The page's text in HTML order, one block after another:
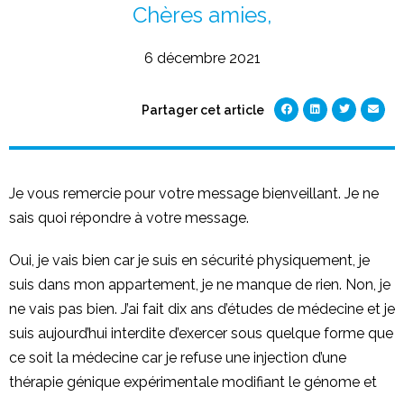
Chères amies,
6 décembre 2021
Partager cet article
Je vous remercie pour votre message bienveillant. Je ne
sais quoi répondre à votre message.
Oui, je vais bien car je suis en sécurité physiquement, je
suis dans mon appartement, je ne manque de rien. Non, je
ne vais pas bien. J’ai fait dix ans d’études de médecine et je
suis aujourd’hui interdite d’exercer sous quelque forme que
ce soit la médecine car je refuse une injection d’une
thérapie génique expérimentale modifiant le génome et